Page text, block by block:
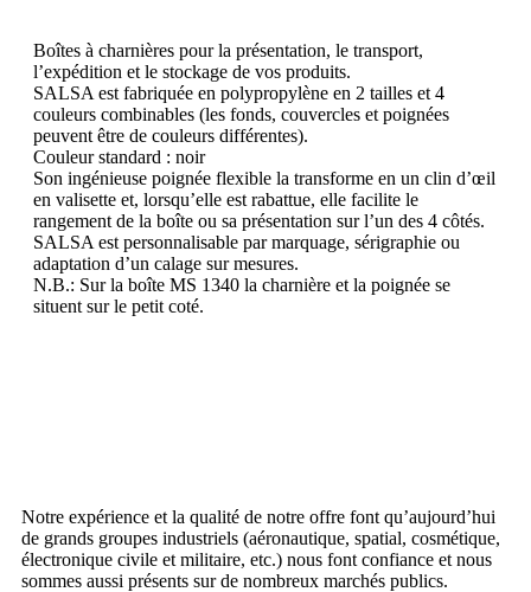
Boîtes à charnières pour la présentation, le transport,
l’expédition et le stockage de vos produits.
SALSA est fabriquée en polypropylène en 2 tailles et 4
couleurs combinables (les fonds, couvercles et poignées
peuvent être de couleurs différentes).
Couleur standard : noir
Son ingénieuse poignée flexible la transforme en un clin d’œil
en valisette et, lorsqu’elle est rabattue, elle facilite le
rangement de la boîte ou sa présentation sur l’un des 4 côtés.
SALSA est personnalisable par marquage, sérigraphie ou
adaptation d’un calage sur mesures.
N.B.: Sur la boîte MS 1340 la charnière et la poignée se
situent sur le petit coté.
Notre expérience et la qualité de notre offre font qu’aujourd’hui
de grands groupes industriels (aéronautique, spatial, cosmétique,
électronique civile et militaire, etc.) nous font confiance et nous
sommes aussi présents sur de nombreux marchés publics.